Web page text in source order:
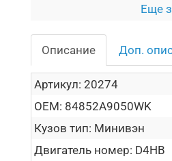
Еще
Описание Доп.
Артикул: 20274
OEM: 84852A9050WK
Кузов тип: Минивэн
Двигатель номер: D4HB